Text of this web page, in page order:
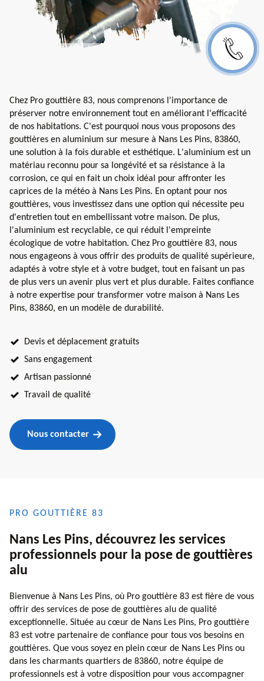
Chez Pro gouttière 83, nous comprenons l'importance de
préserver notre environnement tout en améliorant l'efficacité
de nos habitations. C'est pourquoi nous vous proposons des
gouttières en aluminium sur mesure à Nans Les Pins, 83860,
une solution à la fois durable et esthétique. L'aluminium est un
matériau reconnu pour sa longévité et sa résistance à la
corrosion, ce qui en fait un choix idéal pour affronter les
caprices de la météo à Nans Les Pins. En optant pour nos
gouttières, vous investissez dans une option qui nécessite peu
d'entretien tout en embellissant votre maison. De plus,
l'aluminium est recyclable, ce qui réduit l'empreinte
écologique de votre habitation. Chez Pro gouttière 83, nous
nous engageons à vous offrir des produits de qualité supérieure,
adaptés à votre style et à votre budget, tout en faisant un pas
de plus vers un avenir plus vert et plus durable. Faites confiance
à notre expertise pour transformer votre maison à Nans Les
Pins, 83860, en un modèle de durabilité.
Devis et déplacement gratuits
Sans engagement
Artisan passionné
Travail de qualité
Nous contacter
PRO GOUTTIÈRE 83
Nans Les Pins, découvrez les services
professionnels pour la pose de gouttières
alu
Bienvenue à Nans Les Pins, où Pro gouttière 83 est fière de vous
offrir des services de pose de gouttières alu de qualité
exceptionnelle. Située au cœur de Nans Les Pins, Pro gouttière
83 est votre partenaire de confiance pour tous vos besoins en
gouttières. Que vous soyez en plein cœur de Nans Les Pins ou
dans les charmants quartiers de 83860, notre équipe de
professionnels est à votre disposition pour vous accompagner